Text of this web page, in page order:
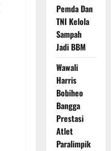
Pemda Dan
TNI Kelola
Sampah
Jadi BBM
Wawali
Harris
Bobiheo
Bangga
Prestasi
Atlet
Paralimpik